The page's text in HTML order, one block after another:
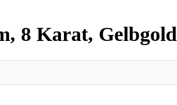
8 Karat, Gelbgold